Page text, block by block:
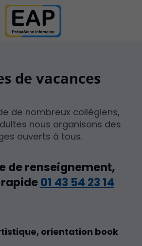
de vacances
de nombreux collégiens,
nous organisons des
ouverts à tous.
de renseignement,
01 43 54 23 14
orientation book